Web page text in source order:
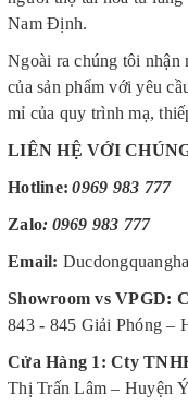
Nam Định.
Ngoài ra chúng tôi nhận
của sản phẩm với yêu
mỉ của quy trình mạ,
LIÊN HỆ VỚI
Hotline: 0969 983 777
Zalo: 0969 983 777
Email:
Showroom vs VPGD:
843- 845 Giải
Cửa Hàng 1: Cty
Thị Trấn Lâm – Huyện